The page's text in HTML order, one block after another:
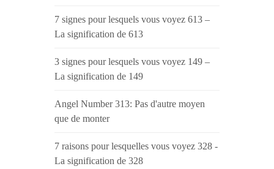
7 signes pour lesquels vous voyez 613 –
La signification de 613
3 signes pour lesquels vous voyez 149 –
La signification de 149
Angel Number 313: Pas d'autre moyen
que de monter
7 raisons pour lesquelles vous voyez 328 -
La signification de 328